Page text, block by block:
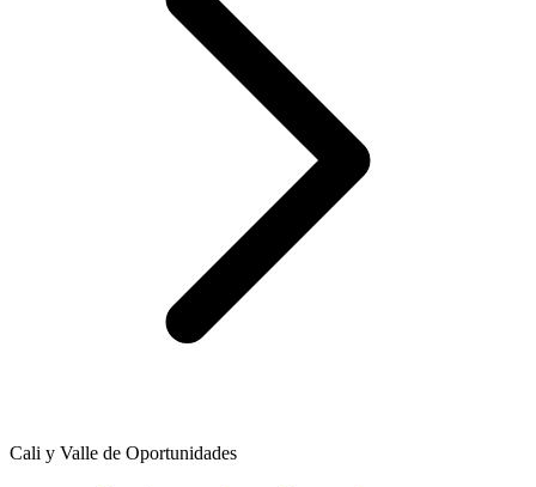
Cali y Valle de Oportunidades